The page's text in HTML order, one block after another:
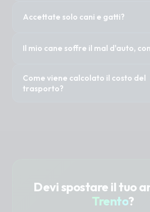
prenotazione per organizzare i
abbiamo sirene mediche).
certamente trasportare in modo
Accettate solo cani e gatti?
anche animali esotici, conigli,
viaggino all'interno del proprio
teca di sicurezza.
Il mio cane soffre il mal d'auto,
dolce e preventivo, evitando
Assicuriamo un'ottima aerazione
Come viene calcolato il costo del
trasporto?
Devi spostare il tuo
Trento?